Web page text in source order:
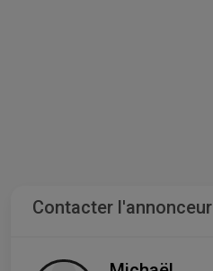
Contacter l'annonceur